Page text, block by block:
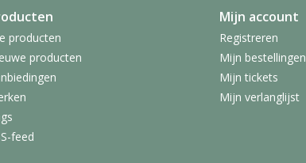
producten
producten
feed
Mijn account
Registreren
Mijn bestellingen
Mijn tickets
Mijn verlanglijst